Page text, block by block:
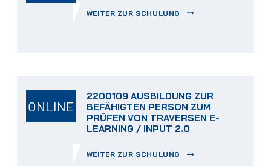
WEITER ZUR SCHULUNG
ONLINE
2200109 AUSBILDUNG ZUR
BEFÄHIGTEN PERSON ZUM
PRÜFEN VON TRAVERSEN E-
LEARNING / INPUT 2.0
WEITER ZUR SCHULUNG